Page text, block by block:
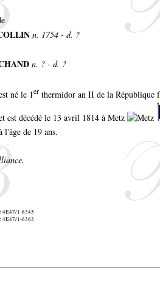
n. 1754 - d. ?
n. ? - d. ?
né le 1er thermidor an II de la République
est décédé le 13 avril 1814 à Metz
l'âge de 19 ans.
4E47/1-6345
4E47/1-6363